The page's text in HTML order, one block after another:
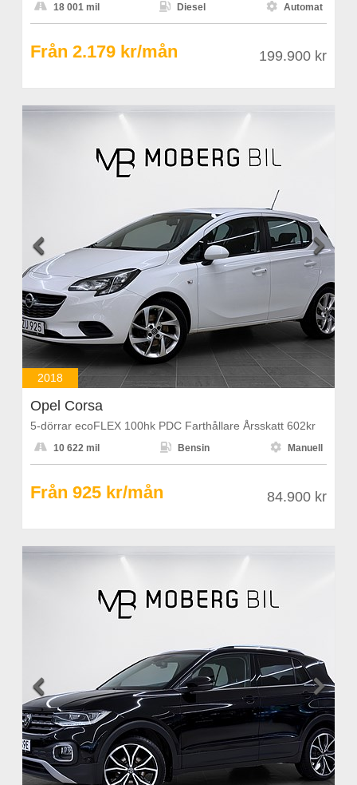
 18 001 mil  Diesel  Automat
Från 2.179 kr/mån 199.900 kr
 
2018
Opel Corsa
5-dörrar ecoFLEX 100hk PDC Farthållare Årsskatt 602kr
 10 622 mil  Bensin  Manuell
Från 925 kr/mån 84.900 kr
 